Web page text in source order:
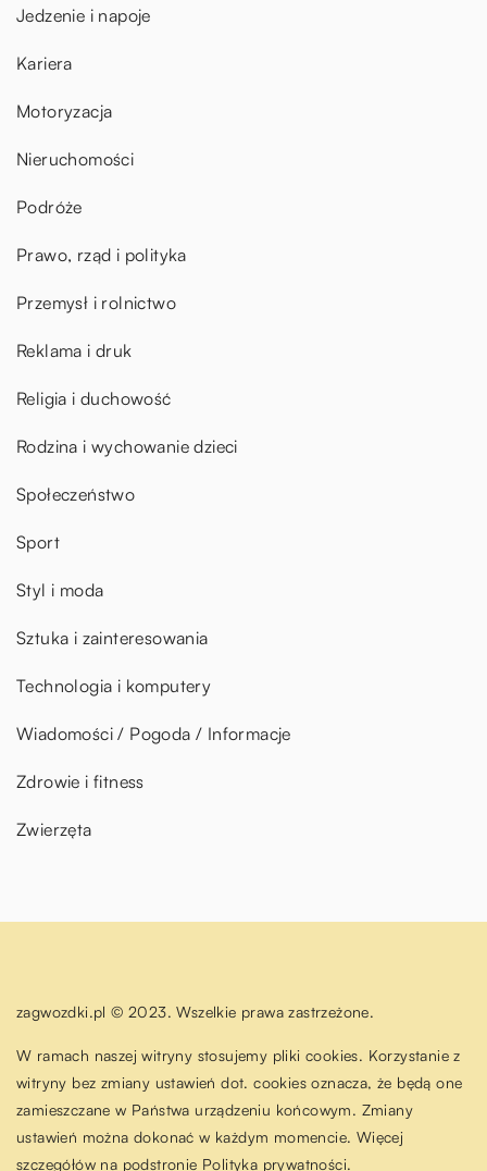
Jedzenie i napoje
Kariera
Motoryzacja
Nieruchomości
Podróże
Prawo, rząd i polityka
Przemysł i rolnictwo
Reklama i druk
Religia i duchowość
Rodzina i wychowanie dzieci
Społeczeństwo
Sport
Styl i moda
Sztuka i zainteresowania
Technologia i komputery
Wiadomości / Pogoda / Informacje
Zdrowie i fitness
Zwierzęta
zagwozdki.pl © 2023. Wszelkie prawa zastrzeżone.
W ramach naszej witryny stosujemy pliki cookies. Korzystanie z
witryny bez zmiany ustawień dot. cookies oznacza, że będą one
zamieszczane w Państwa urządzeniu końcowym. Zmiany
ustawień można dokonać w każdym momencie. Więcej
szczegółów na podstronie Polityka prywatności.